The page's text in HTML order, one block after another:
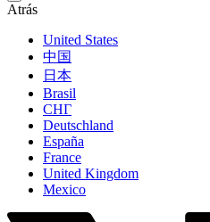
Atrás
United States
中国
日本
Brasil
СНГ
Deutschland
España
France
United Kingdom
Mexico